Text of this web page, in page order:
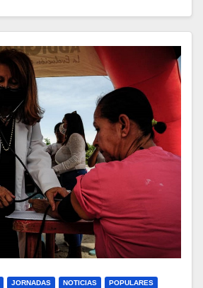
JORNADAS NOTICIAS
POPULARES